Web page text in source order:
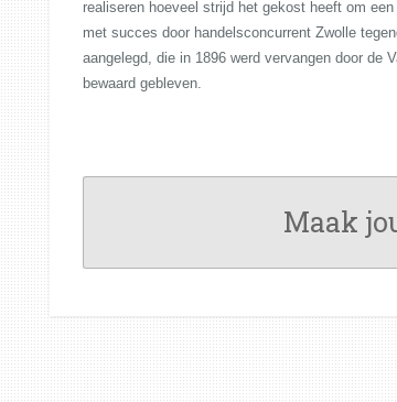
realiseren hoeveel strijd het gekost heeft om
met succes door handelsconcurrent Zwolle
aangelegd, die in 1896 werd vervangen door de
bewaard gebleven.
Maak